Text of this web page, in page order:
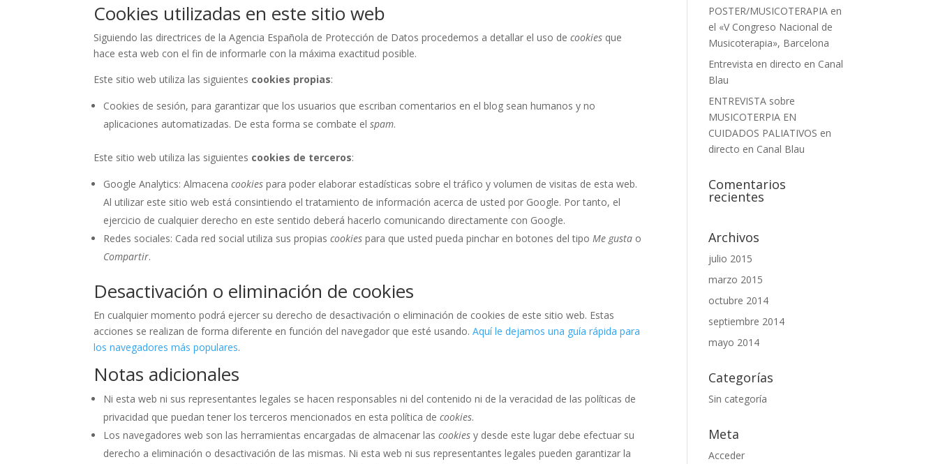
Cookies utilizadas en este sitio web
Siguiendo las directrices de la Agencia Española de Protección de Datos procedemos a detallar el uso decookies que
hace esta web con el fin de informarle con la máxima exactitud posible.
Este sitio web utiliza las siguientes cookies propias:
Cookies de sesión, para garantizar que los usuarios que escriban comentarios en el blog sean humanos y no
aplicaciones automatizadas. De esta forma se combate elspam.
Este sitio web utiliza las siguientes cookies de terceros:
Google Analytics: Almacenacookies para poder elaborar estadísticas sobre el tráfico y volumen de visitas de esta web.
Al utilizar este sitio web está consintiendo el tratamiento de información acerca de usted por Google. Por tanto, el
ejercicio de cualquier derecho en este sentido deberá hacerlo comunicando directamente con Google.
Redes sociales: Cada red social utiliza sus propiascookies para que usted pueda pinchar en botones del tipoMe gusta o
Compartir.
Desactivación o eliminación de cookies
En cualquier momento podrá ejercer su derecho de desactivación o eliminación de cookies de este sitio web. Estas
acciones se realizan de forma diferente en función del navegador que esté usando.Aquí le dejamos una guía rápida para
los navegadores más populares.
Notas adicionales
Ni esta web ni sus representantes legales se hacen responsables ni del contenido ni de la veracidad de las políticas de
privacidad que puedan tener los terceros mencionados en esta política decookies.
Los navegadores web son las herramientas encargadas de almacenar lascookies y desde este lugar debe efectuar su
derecho a eliminación o desactivación de las mismas. Ni esta web ni sus representantes legales pueden garantizar la
POSTER/MUSICOTERAPIA en
el «V Congreso Nacional de
Musicoterapia», Barcelona
Entrevista en directo en Canal
Blau
ENTREVISTA sobre
MUSICOTERPIA EN
CUIDADOS PALIATIVOS en
directo en Canal Blau
Comentarios
recientes
Archivos
julio 2015
marzo 2015
octubre 2014
septiembre 2014
mayo 2014
Categorías
Sin categoría
Meta
Acceder